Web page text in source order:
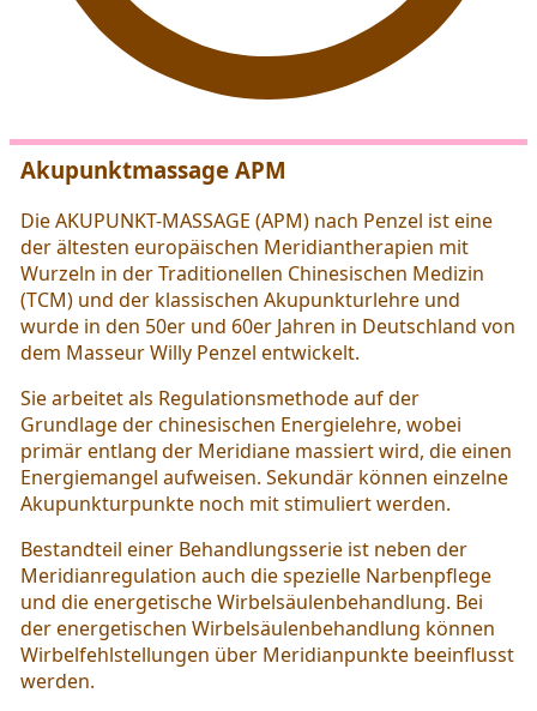
Akupunktmassage APM
Die AKUPUNKT-MASSAGE (APM) nach Penzel ist eine
der ältesten europäischen Meridiantherapien mit
Wurzeln in der Traditionellen Chinesischen Medizin
(TCM) und der klassischen Akupunkturlehre und
wurde in den 50er und 60er Jahren in Deutschland von
dem Masseur Willy Penzel entwickelt.
Sie arbeitet als Regulationsmethode auf der
Grundlage der chinesischen Energielehre, wobei
primär entlang der Meridiane massiert wird, die einen
Energiemangel aufweisen. Sekundär können einzelne
Akupunkturpunkte noch mit stimuliert werden.
Bestandteil einer Behandlungsserie ist neben der
Meridianregulation auch die spezielle Narbenpflege
und die energetische Wirbelsäulenbehandlung. Bei
der energetischen Wirbelsäulenbehandlung können
Wirbelfehlstellungen über Meridianpunkte beeinflusst
werden.